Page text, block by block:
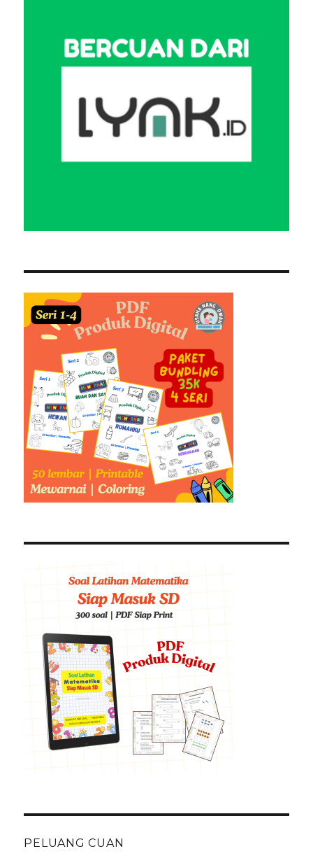
PELUANG CUAN